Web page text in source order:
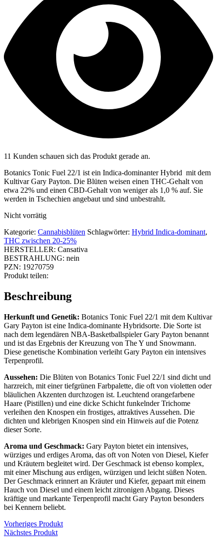
11 Kunden schauen sich das Produkt gerade an.
Botanics Tonic Fuel 22/1 ist ein Indica-dominanter Hybrid mit dem
Kultivar Gary Payton. Die Blüten weisen einen THC-Gehalt von
etwa 22% und einen CBD-Gehalt von weniger als 1,0 % auf. Sie
werden in Tschechien angebaut und sind unbestrahlt.
Nicht vorrätig
Kategorie: Cannabisblüten Schlagwörter: Hybrid Indica-dominant,
THC zwischen 20-25%
HERSTELLER: Cansativa
BESTRAHLUNG: nein
PZN: 19270759
Produkt teilen:
Beschreibung
Herkunft und Genetik: Botanics Tonic Fuel 22/1 mit dem Kultivar
Gary Payton ist eine Indica-dominante Hybridsorte. Die Sorte ist
nach dem legendären NBA-Basketballspieler Gary Payton benannt
und ist das Ergebnis der Kreuzung von The Y und Snowmann.
Diese genetische Kombination verleiht Gary Payton ein intensives
Terpenprofil.
Aussehen: Die Blüten von Botanics Tonic Fuel 22/1 sind dicht und
harzreich, mit einer tiefgrünen Farbpalette, die oft von violetten oder
bläulichen Akzenten durchzogen ist. Leuchtend orangefarbene
Haare (Pistillen) und eine dicke Schicht funkelnder Trichome
verleihen den Knospen ein frostiges, attraktives Aussehen. Die
dichten und klebrigen Knospen sind ein Hinweis auf die Potenz
dieser Sorte.
Aroma und Geschmack: Gary Payton bietet ein intensives,
würziges und erdiges Aroma, das oft von Noten von Diesel, Kiefer
und Kräutern begleitet wird. Der Geschmack ist ebenso komplex,
mit einer Mischung aus erdigen, würzigen und leicht süßen Noten.
Der Geschmack erinnert an Kräuter und Kiefer, gepaart mit einem
Hauch von Diesel und einem leicht zitronigen Abgang. Dieses
kräftige und markante Terpenprofil macht Gary Payton besonders
bei Kennern beliebt.
Vorheriges Produkt
Nächstes Produkt